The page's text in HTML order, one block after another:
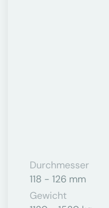
Durchmesser
118 - 126 mm
Gewicht